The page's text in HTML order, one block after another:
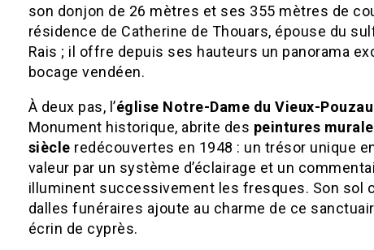
son donjon de 26 mètres et ses 355 mètres de
résidence de Catherine de Thouars, épouse du
Rais ; il offre depuis ses hauteurs un panorama
bocage vendéen.
À deux pas, l’église Notre-Dame du Vieux-
Monument historique, abrite des peintures
siècle redécouvertes en 1948 : un trésor unique
valeur par un système d’éclairage et un
illuminent successivement les fresques. Son sol
dalles funéraires ajoute au charme de ce
écrin de cyprès.